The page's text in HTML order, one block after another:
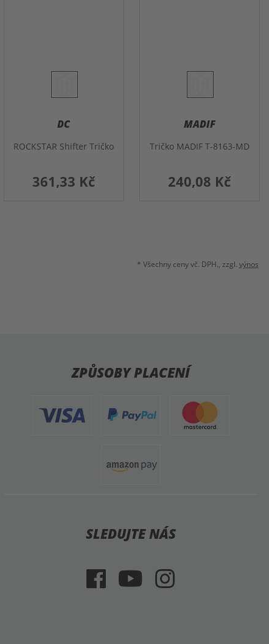
DC
ROCKSTAR Shifter Tričko
361,33 Kč
MADIF
Tričko MADIF T-8163-MD
240,08 Kč
Tričko MM RACING ART
MM
Tričko MM RACING ART